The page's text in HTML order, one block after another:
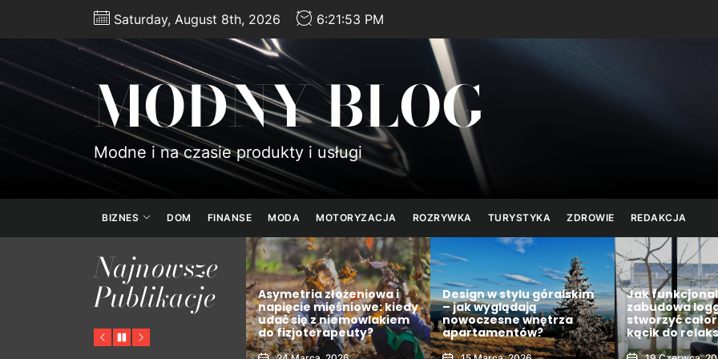
content
Saturday, August 8th, 2026 6:21:54 PM
MODNY BLOG
Modne i na czasie produkty i usługi
BIZNES DOM FINANSE MODA MOTORYZACJA ROZRYWKA TURYSTYKA ZDROWIE REDAKCJA
Najnowsze
Publikacje
Previous
PauseNext
Brutto a netto – jak
dokładnie czytać widełki
o pracę?
Asymetria złożeniowa i
napięcie mięśniowe: kiedy
udać się z niemowlakiem
do fizjoterapeuty?
Design w stylu góralskim
– jak wyglądają
nowoczesne wnętrza
apartamentów?
Jak
zabudowa
stworzyć
kącik do